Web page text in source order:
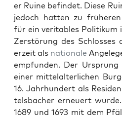
er Ruine befind­et. Diese
jedoch hat­ten zu
für ein ver­i­ta­bles Poli­tikum
Zer­störung des
erzeit als nationale
emp­fun­den. Der Ursprung
ein­er mit­te­lal­ter­lichen
16. Jahrhun­dert als
tels­bach­er erneuert
1689 und 1693 mit dem